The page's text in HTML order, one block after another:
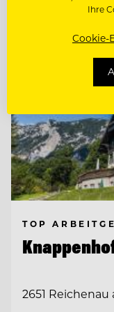
TOP
2651 Reichenau
Ihre
Cookie-